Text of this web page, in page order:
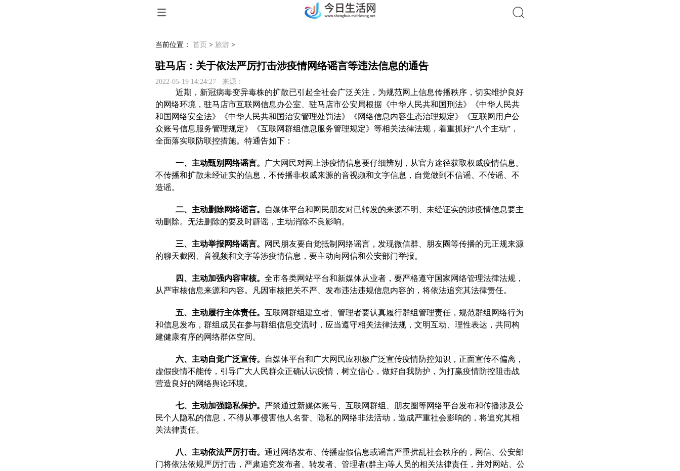
当前位置： 首页 > 旅游 >
驻马店：关于依法严厉打击涉疫情网络谣言等违法信息的通告
2022-05-19 14:24:27 来源：
近期，新冠病毒变异毒株的扩散已引起全社会广泛关注，为规范网上信息传播秩序，切实维护良好
的网络环境，驻马店市互联网信息办公室、驻马店市公安局根据《中华人民共和国刑法》《中华人民共
和国 网络安全法》《中华人民共和国治安管理处罚法》《网络信息内容生态治理规定》《互联网用户公
众账号信息服务管理规定》《互联网群组信息服务管理规定》等相关法律法规，着重抓好“八个主动”，
全面落实联防联控措施。特通告如下：
一、主动甄别网络谣言。
广大网民对网上涉疫情信息要仔细辨别，从官方途径获取权威疫情信息。
不传播和扩散未经证实的信息，不传播非权威来源的音视频和文字信息，自觉做到不信谣、不传谣、不
造谣。
二、主动删除网络谣言。
自媒体平台和网民朋友对已转发的来源不明、未经证实的涉疫情信息要主
动删除。无法删 除的要及时辟谣，主动消除不良影响。
三、主动举报网络谣言。
网民朋友要自觉抵制网络谣言，发现微信群、朋友圈等传播的无正规来源
的聊天截图、音视频和文字等涉疫情信息，要主动向网信和公安部门举报。
四、主动加强内容审核。 全市各类网站平台和新媒体从业者，要严格遵守国家网络管理法律法规，
从严审核信息来源和内容。凡因审核把关不严、发布违法违规信息内容的，将依法追究其法律责任。
五、主动履行主体责任。 互联网群组建立者、管理者要认真履行群组管理责任，规范群组网络行为
和信息发布，群组成员在参与群组信息交流时，应当遵守相关法律法规，文明互动、理性表达，共同构
建健康有序的网络群体空间。
六、主动自觉广泛宣传。
自媒体平台和广大网民应积极广泛宣传疫情防控知识，正面宣传不偏离，
虚假疫情不能传，引导广大人民群众正确认识疫情，树立信心，做好自我防护，为打赢疫情防控阻击战
营造良好的网络舆论环境。
七、主动加强隐私保护。 严禁通过新媒体账号、互联网群组、朋友圈等网络平台发布和传播涉及公
民个人隐私的信息，不得从事侵害他人名誉、隐私的网络非法活动，造成严重社会影响的，将追究其相
关法律责任。
八、主动依法严厉打击。 通过网络发布、传播虚假信息或谣言严重扰乱社会秩序的，网信、公安部
门将依法依规严厉打击，严肃追究发布者、转发者、管理者(群主)等人员的相关法律责任，并对网站、公